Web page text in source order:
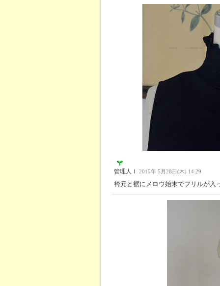
管理人Ｉ 2015年 5月28日(木) 14:29
衿元と裾にメロウ始末でフリルが入